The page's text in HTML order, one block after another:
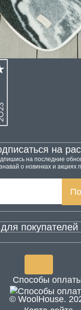
покупателей
рекламы
из шерсти
на
на последние
о новинках и акциях
© WoolHouse.
Способы